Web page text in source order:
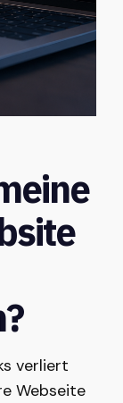
verliert
Webseite